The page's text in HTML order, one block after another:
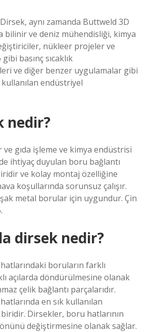
aynı zamanda Buttweld 3D
bilinir ve deniz mühendisliği, kimya
nükleer projeler ve
basınç sıcaklık
ve diğer benzer uygulamalar gibi
endüstriyel
nedir?
ve gıda işleme ve kimya endüstrisi
ihtiyaç duyulan boru bağlantı
ve kolay montaj özelliğine
koşullarında sorunsuz çalışır.
metal borular için uygundur. Çin
dirsek nedir?
boruların farklı
açılarda döndürülmesine olanak
çelik bağlantı parçalarıdır.
en sık kullanılan
Dirsekler, boru hatlarının
değiştirmesine olanak sağlar.